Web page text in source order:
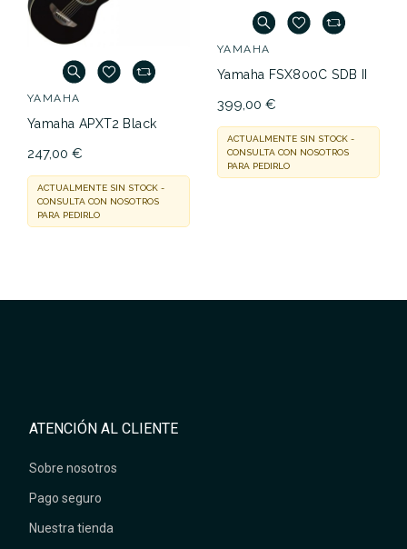
YAMAHA
Yamaha APXT2 Black
247,00 €
ACTUALMENTE SIN STOCK -
CONSULTA CON NOSOTROS
PARA PEDIRLO
YAMAHA
Yamaha FSX800C SDB II
399,00 €
ACTUALMENTE SIN STOCK -
CONSULTA CON NOSOTROS
PARA PEDIRLO
ATENCIÓN AL CLIENTE
Sobre nosotros
Pago seguro
Nuestra tienda